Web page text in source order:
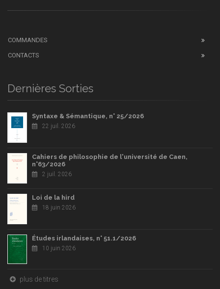
COMMANDES
CONTACTS
Dernières Sorties
Syntaxe & Sémantique, n° 25/2026
22 juil. 2026
Cahiers de philosophie de l'université de Caen,
n°63/2026
2 juil. 2026
Loi de la hird
18 juin 2026
Études irlandaises, n° 51.1/2026
10 juin 2026
plus de titres